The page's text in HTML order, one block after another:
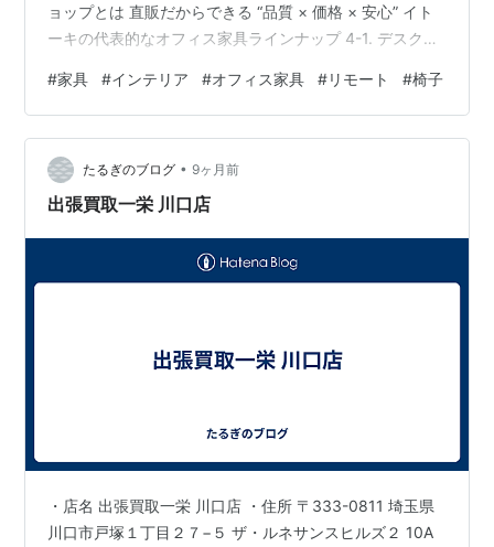
ョップとは 直販だからできる “品質 × 価格 × 安心” イト
ーキの代表的なオフィス家具ラインナップ 4-1. デスク・
ャビネット 4-4. パーティション・集中ブース 4-5. 会議
用家具・ミーティングソリューション 4-6. テレワーク向
けアイテム イトーキが選ばれる理由 シーン別おすすめコ
ーディネート 6-1. テレワーク向けホームオフィス 6-2.
スタートアップ・…
#家具 #インテリア #オフィス家具 #リモート #椅子
たるぎのブログ • 9ヶ月前
出張買取一栄 川口店
・店名 出張買取一栄 川口店 ・住所 〒333-0811 埼玉県
川口市戸塚１丁目２７−５ ザ・ルネサンスヒルズ２ 10A